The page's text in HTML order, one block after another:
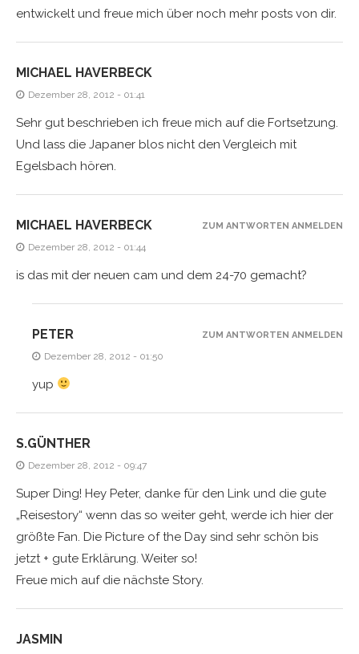
entwickelt und freue mich über noch mehr posts von dir.
MICHAEL HAVERBECK
Dezember 28, 2012 - 01:41
Sehr gut beschrieben ich freue mich auf die Fortsetzung.
Und lass die Japaner blos nicht den Vergleich mit
Egelsbach hören.
MICHAEL HAVERBECK
Dezember 28, 2012 - 01:44
is das mit der neuen cam und dem 24-70 gemacht?
ZUM ANTWORTEN ANMELDEN
PETER
Dezember 28, 2012 - 01:50
yup
ZUM ANTWORTEN ANMELDEN
S.GÜNTHER
Dezember 28, 2012 - 09:47
Super Ding! Hey Peter, danke für den Link und die gute
„Reisestory“ wenn das so weiter geht, werde ich hier der
größte Fan. Die Picture of the Day sind sehr schön bis
jetzt + gute Erklärung. Weiter so!
Freue mich auf die nächste Story.
JASMIN